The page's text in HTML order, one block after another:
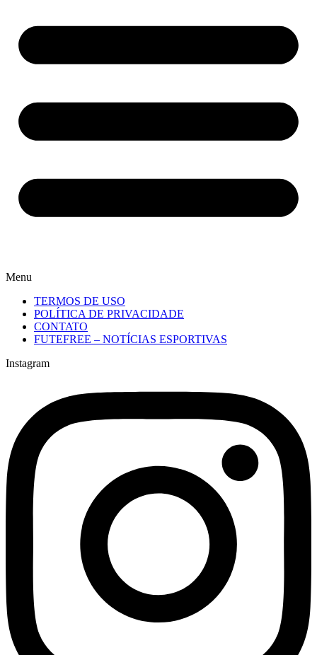
Menu
TERMOS DE USO
POLÍTICA DE PRIVACIDADE
CONTATO
FUTEFREE – NOTÍCIAS ESPORTIVAS
Instagram